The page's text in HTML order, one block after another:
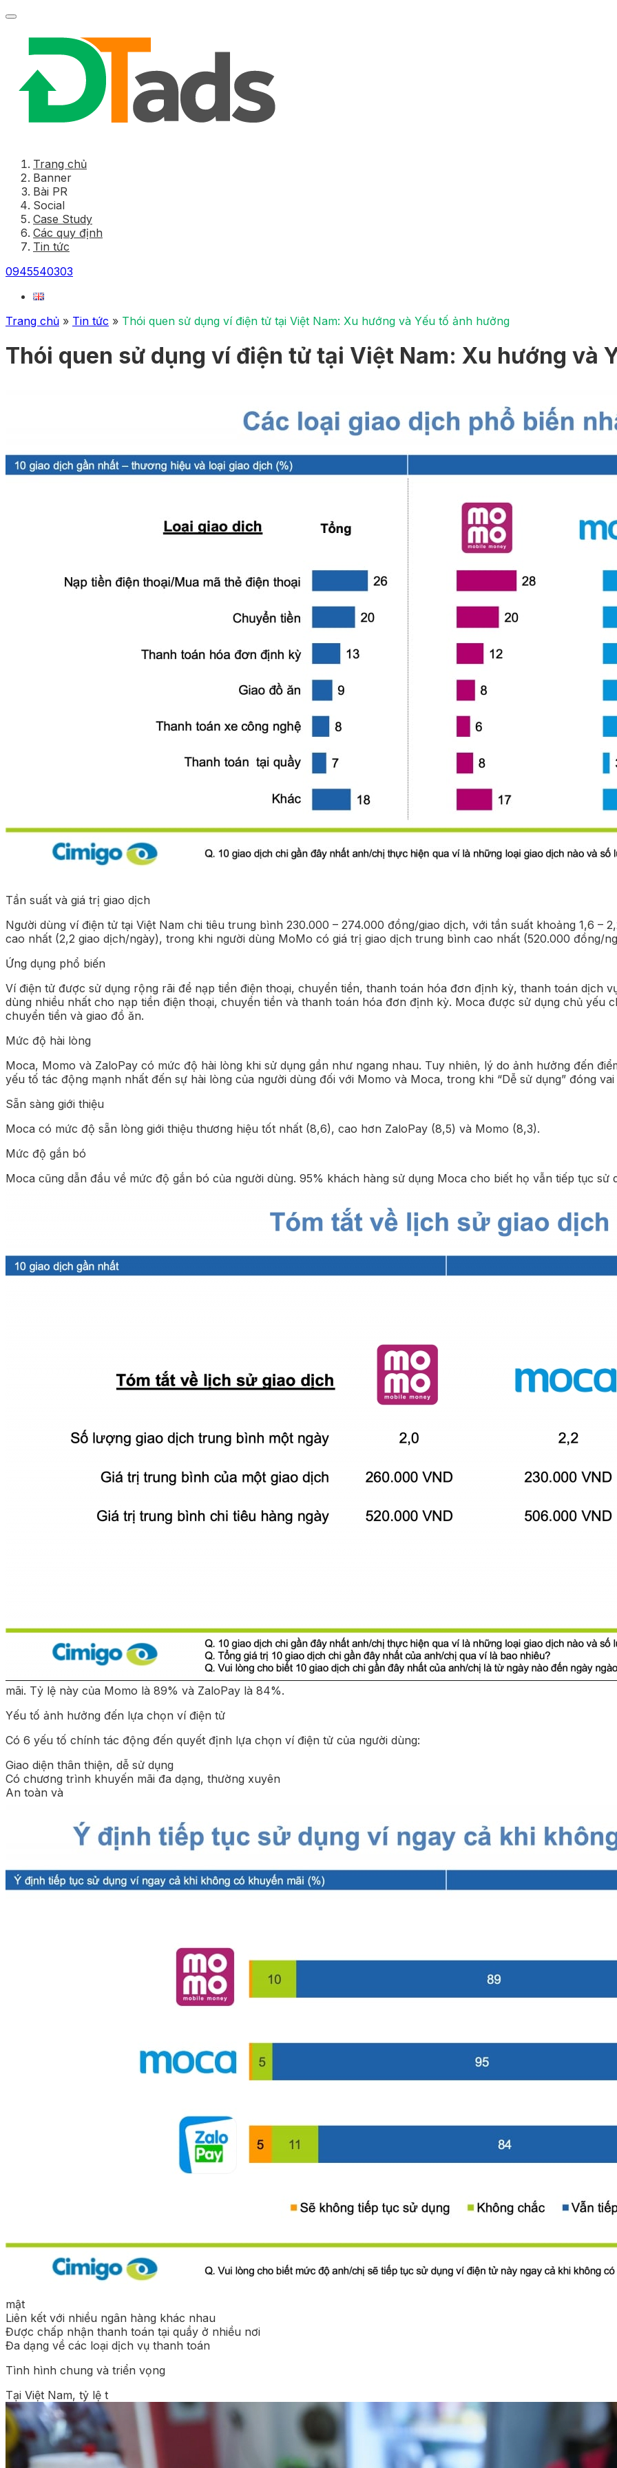
Trang chủ
Banner
Bài PR
Social
Case Study
Các quy định
Tin tức
0945540303
Trang chủ » Tin tức » Thói quen sử dụng ví điện tử tại Việt Nam: Xu hướng và Yếu tố ảnh hưởng
Thói quen sử dụng ví điện tử tại Việt Nam: Xu hướng và
Tần suất và giá trị giao dịch
Người dùng ví điện tử tại Việt Nam chi tiêu trung bình 230.000 – 274.000 đồng/giao dịch, với tần suất khoảng 1,6 –
cao nhất (2,2 giao dịch/ngày), trong khi người dùng MoMo có giá trị giao dịch trung bình cao nhất (520.000 đồng/
Ứng dụng phổ biến
Ví điện tử được sử dụng rộng rãi để nạp tiền điện thoại, chuyển tiền, thanh toán hóa đơn định kỳ, thanh toán dịch
dùng nhiều nhất cho nạp tiền điện thoại, chuyển tiền và thanh toán hóa đơn định kỳ. Moca được sử dụng chủ yếu
chuyển tiền và giao đồ ăn.
Mức độ hài lòng
Moca, Momo và ZaloPay có mức độ hài lòng khi sử dụng gần như ngang nhau. Tuy nhiên, lý do ảnh hưởng đến
yếu tố tác động mạnh nhất đến sự hài lòng của người dùng đối với Momo và Moca, trong khi “Dễ sử dụng” đóng
Sẵn sàng giới thiệu
Moca có mức độ sẵn lòng giới thiệu thương hiệu tốt nhất (8,6), cao hơn ZaloPay (8,5) và Momo (8,3).
Mức độ gắn bó
Moca cũng dẫn đầu về mức độ gắn bó của người dùng. 95% khách hàng sử dụng Moca cho biết họ vẫn tiếp tục sử
mãi. Tỷ lệ này của Momo là 89% và ZaloPay là 84%.
Yếu tố ảnh hưởng đến lựa chọn ví điện tử
Có 6 yếu tố chính tác động đến quyết định lựa chọn ví điện tử của người dùng:
Giao diện thân thiện, dễ sử dụng
Có chương trình khuyến mãi đa dạng, thường xuyên
An toàn và
mật
Liên kết với nhiều ngân hàng khác nhau
Được chấp nhận thanh toán tại quầy ở nhiều nơi
Đa dạng về các loại dịch vụ thanh toán
Tình hình chung và triển vọng
Tại Việt Nam, tỷ lệ t